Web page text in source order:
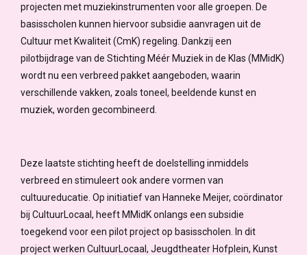
projecten met muziekinstrumenten voor alle groepen. De
basisscholen kunnen hiervoor subsidie aanvragen uit de
Cultuur met Kwaliteit (CmK) regeling. Dankzij een
pilotbijdrage van de Stichting Méér Muziek in de Klas (MMidK)
wordt nu een verbreed pakket aangeboden, waarin
verschillende vakken, zoals toneel, beeldende kunst en
muziek, worden gecombineerd.
Deze laatste stichting heeft de doelstelling inmiddels
verbreed en stimuleert ook andere vormen van
cultuureducatie. Op initiatief van Hanneke Meijer, coördinator
bij CultuurLocaal, heeft MMidK onlangs een subsidie
toegekend voor een pilot project op basisscholen. In dit
project werken CultuurLocaal, Jeugdtheater Hofplein, Kunst